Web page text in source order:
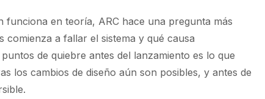
en teoría, ARC hace una pregunta más
comienza a fallar el sistema y qué causa
de quiebre antes del lanzamiento es lo que
los cambios de diseño aún son posibles, y antes de